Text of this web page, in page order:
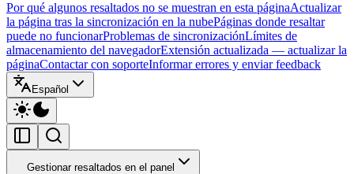
Por qué algunos resaltados no se muestran en esta páginaActualizar
la página tras la sincronización en la nubePáginas donde resaltar
puede no funcionarProblemas de sincronizaciónLímites de
almacenamiento del navegadorExtensión actualizada — actualizar la
páginaContactar con soporteInformar errores y enviar feedback
Español
Gestionar resaltados en el panel